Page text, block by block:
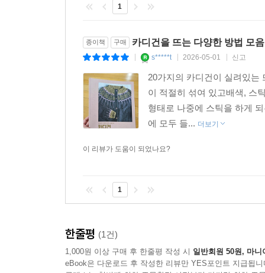
1
종이책 구매 카디건을 뜨는 다양한 방법 모음
s*****t 2026-05-01 신고
20가지의 카디건이 실려있는
이 적절히 섞여 있고배색, 스
형태로 나중에 스틱을 하게
에 모두 들... 더보기
이 리뷰가 도움이 되었나요?
1
한줄평 (1건)
1,000원 이상 구매 후 한줄평 작성 시 일반회원 50원, 마니
eBook은 다운로드 후 작성한 리뷰만 YES포인트 지급됩니